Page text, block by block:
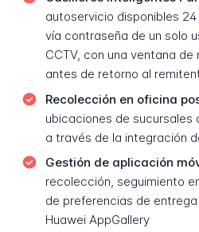
autoservicio disponibles
vía contraseña de un solo
CCTV, con una ventana
antes de retorno al
Recolección en oficina
ubicaciones de sucursales
a través de la integración
Gestión de aplicación
recolección, seguimiento
de preferencias de entrega
Huawei AppGallery